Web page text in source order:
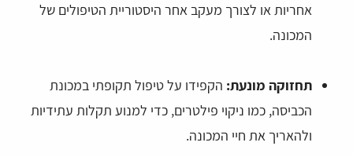
אחריות או לצורך מעקב אחר היסטוריית הטיפולים של
המכונה.
תחזוקה מונעת: הקפידו על טיפול תקופתי במכונת
הכביסה, כמו ניקוי פילטרים, כדי למנוע תקלות עתידיות
ולהאריך את חיי המכונה.